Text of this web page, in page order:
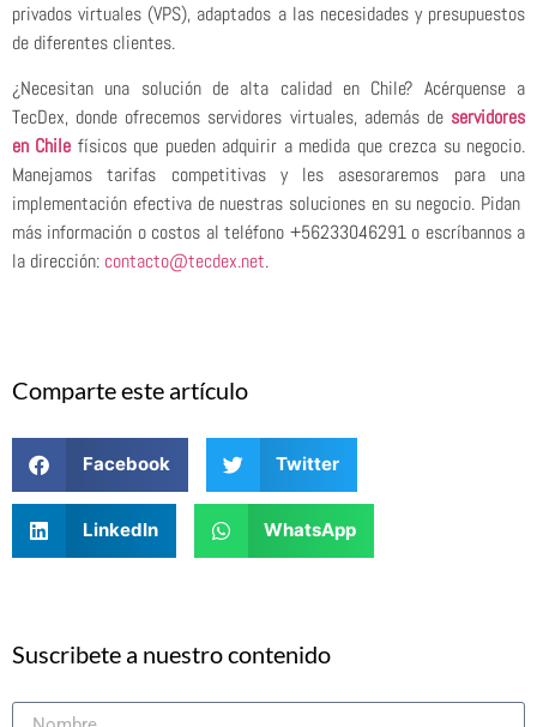
privados virtuales (VPS), adaptados a las necesidades y presupuestos
de diferentes clientes.
¿Necesitan una solución de alta calidad en Chile? Acérquense a
TecDex, donde ofrecemos servidores virtuales, además de servidores
en Chile físicos que pueden adquirir a medida que crezca su negocio.
Manejamos tarifas competitivas y les asesoraremos para una
implementación efectiva de nuestras soluciones en su negocio. Pidan
más información o costos al teléfono +56233046291 o escríbannos a
la dirección: contacto@tecdex.net.
Comparte este artículo
Facebook Twitter
LinkedIn WhatsApp
Suscribete a nuestro contenido